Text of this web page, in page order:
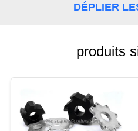
CONTACTER
NOUVELLES
LES
AFFAIRES
DÉPLIER
produits